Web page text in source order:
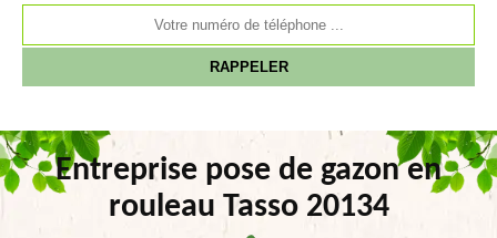
Entreprise pose de gazon en
rouleau Tasso 20134